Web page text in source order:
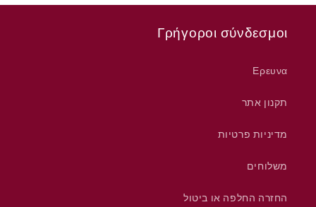
Γρήγοροι σύνδεσμοι
Ερευνα
תקנון אתר
מדיניות פרטיות
משלוחים
החזרה החלפה או ביטול